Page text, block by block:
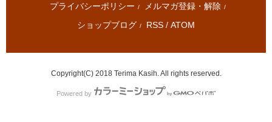
プライバシーポリシー / メルマガ登録・解除 /
ショップブログ / RSS / ATOM
Copyright(C) 2018 Terima Kasih. All rights reserved.
Powered by